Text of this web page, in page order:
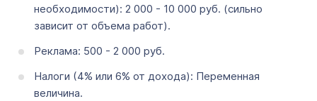
необходимости): 2 000 - 10 000 руб. (сильно
зависит от объема работ).
Реклама: 500 - 2 000 руб.
Налоги (4% или 6% от дохода): Переменная
величина.